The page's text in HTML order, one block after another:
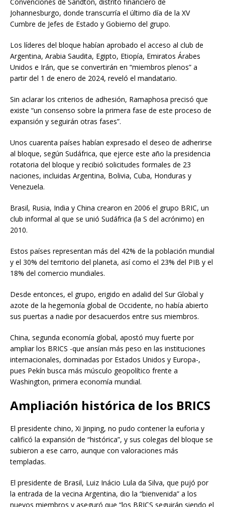
Johannesburgo, donde transcurría el último día de la XV
Cumbre de Jefes de Estado y Gobierno del grupo.
Los líderes del bloque habían aprobado el acceso al club de
Argentina, Arabia Saudita, Egipto, Etiopía, Emiratos Árabes
Unidos e Irán, que se convertirán en “miembros plenos” a
partir del 1 de enero de 2024, reveló el mandatario.
Sin aclarar los criterios de adhesión, Ramaphosa precisó que
existe “un consenso sobre la primera fase de este proceso de
expansión y seguirán otras fases”.
Unos cuarenta países habían expresado el deseo de adherirse
al bloque, según Sudáfrica, que ejerce este año la presidencia
rotatoria del bloque y recibió solicitudes formales de 23
naciones, incluidas Argentina, Bolivia, Cuba, Honduras y
Venezuela.
Brasil, Rusia, India y China crearon en 2006 el grupo BRIC, un
club informal al que se unió Sudáfrica (la S del acrónimo) en
2010.
Estos países representan más del 42% de la población mundial
y el 30% del territorio del planeta, así como el 23% del PIB y el
18% del comercio mundiales.
Desde entonces, el grupo, erigido en adalid del Sur Global y
azote de la hegemonía global de Occidente, no había abierto
sus puertas a nadie por desacuerdos entre sus miembros.
China, segunda economía global, apostó muy fuerte por
ampliar los BRICS -que ansían más peso en las instituciones
internacionales, dominadas por Estados Unidos y Europa-,
pues Pekín busca más músculo geopolítico frente a
Washington, primera economía mundial.
Ampliación histórica de los BRICS
El presidente chino, Xi Jinping, no pudo contener la euforia y
calificó la expansión de “histórica”, y sus colegas del bloque se
subieron a ese carro, aunque con valoraciones más
templadas.
El presidente de Brasil, Luiz Inácio Lula da Silva, que pujó por
la entrada de la vecina Argentina, dio la “bienvenida” a los
nuevos miembros y aseguró que “los BRICS seguirán siendo el